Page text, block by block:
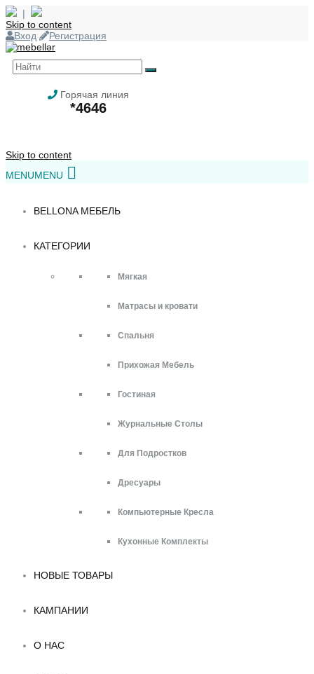
|
Skip to content
Вход
Регистрация
Горячая линия
*4646
Skip to content
MENUMENU
BELLONA МЕБЕЛЬ
КАТЕГОРИИ
Мягкая
Матрасы и кровати
Спальня
Прихожая Мебель
Гостиная
Журнальные Столы
Для Подростков
Дресуары
Компьютерные Кресла
Кухонные Комплекты
НОВЫЕ ТОВАРЫ
КАМПАНИИ
О НАС